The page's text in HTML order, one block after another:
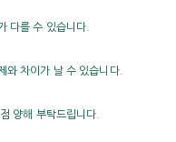
다를 수 있습니다.
와 차이가 날 수 있습니다.
양해 부탁드립니다.